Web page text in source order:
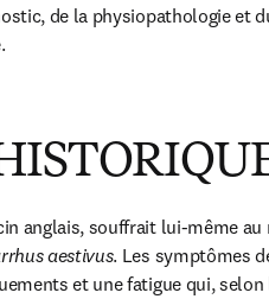
de la physiopathologie et
anglais, souffrait lui-même
aestivus. Les symptômes
et une fatigue qui,